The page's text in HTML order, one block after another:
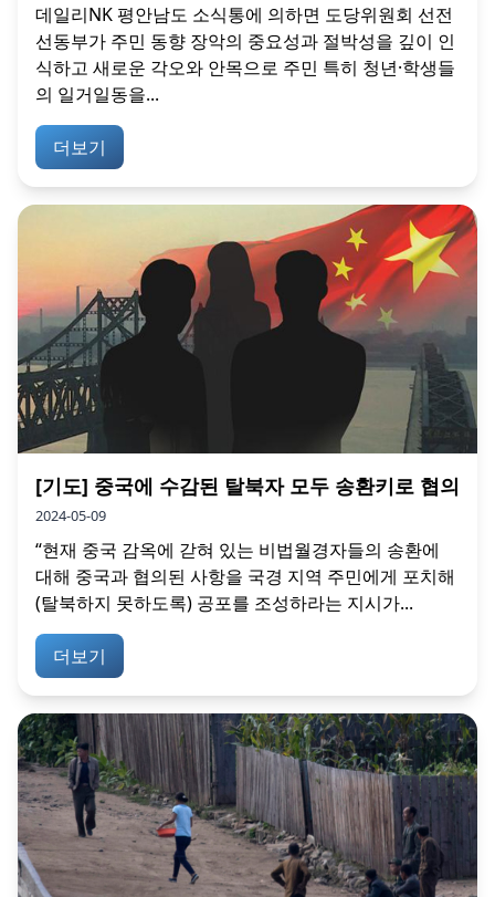
데일리NK 평안남도 소식통에 의하면 도당위원회 선전
선동부가 주민 동향 장악의 중요성과 절박성을 깊이 인
식하고 새로운 각오와 안목으로 주민 특히 청년·학생들
의 일거일동을...
더보기
[기도] 중국에 수감된 탈북자 모두 송환키로 협의
2024-05-09
“현재 중국 감옥에 갇혀 있는 비법월경자들의 송환에
대해 중국과 협의된 사항을 국경 지역 주민에게 포치해
(탈북하지 못하도록) 공포를 조성하라는 지시가...
더보기